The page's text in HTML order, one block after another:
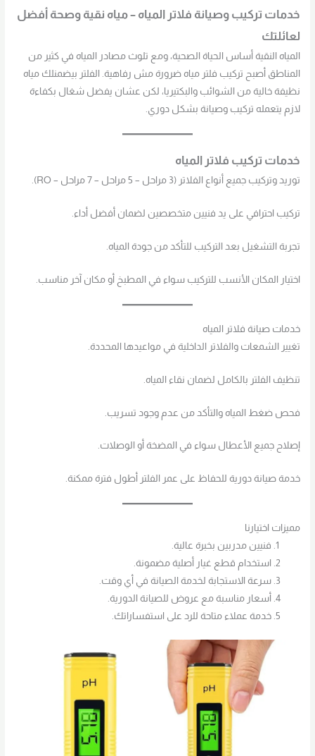
خدمات تركيب وصيانة فلاتر المياه – مياه نقية وصحة أفضل
لعائلتك
المياه النقية أساس الحياة الصحية، ومع تلوث مصادر المياه في كثير من
المناطق أصبح تركيب فلتر مياه ضرورة مش رفاهية. الفلتر بيضمنلك مياه
نظيفة خالية من الشوائب والبكتيريا، لكن عشان يفضل شغال بكفاءة
لازم يتعمله تركيب وصيانة بشكل دوري.
خدمات تركيب فلاتر المياه
توريد وتركيب جميع أنواع الفلاتر (3 مراحل – 5 مراحل – 7 مراحل – RO).
تركيب احترافي على يد فنيين متخصصين لضمان أفضل أداء.
تجربة التشغيل بعد التركيب للتأكد من جودة المياه.
اختيار المكان الأنسب للتركيب سواء في المطبخ أو مكان آخر مناسب.
خدمات صيانة فلاتر المياه
تغيير الشمعات والفلاتر الداخلية في مواعيدها المحددة.
تنظيف الفلتر بالكامل لضمان نقاء المياه.
فحص ضغط المياه والتأكد من عدم وجود تسريب.
إصلاح جميع الأعطال سواء في المضخة أو الوصلات.
خدمة صيانة دورية للحفاظ على عمر الفلتر أطول فترة ممكنة.
مميزات اختيارنا
فنيين مدربين بخبرة عالية.
استخدام قطع غيار أصلية مضمونة.
سرعة الاستجابة لخدمة الصيانة في أي وقت.
أسعار مناسبة مع عروض للصيانة الدورية.
خدمة عملاء متاحة للرد على استفساراتك.